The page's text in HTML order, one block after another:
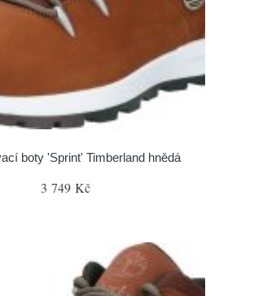
boty 'Sprint' Timberland hnědá
3 749 Kč